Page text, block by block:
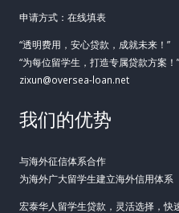
申请方式：在线填表
“透明费用，安心贷款，成就未来！”
“为每位留学生，打造专属贷款方案！”
zixun@oversea-loan.net
我们的优势
与海外征信体系合作
为海外广大留学生建立海外信用体系
宏泰华人留学生贷款，灵活选择，